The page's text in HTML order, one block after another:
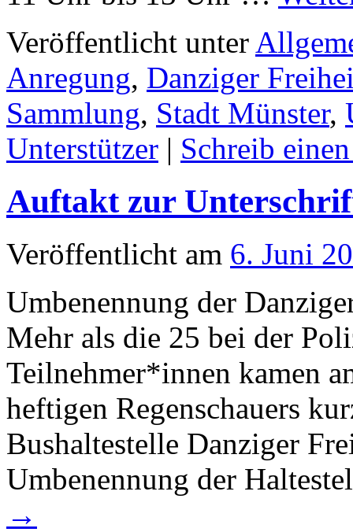
Veröffentlicht unter
Anregung, Danziger
Sammlung, Stadt Münster,
Unterstützer | Schreib
Auftakt zur
Veröffentlicht am 6. Juni
Umbenennung der
Mehr als die 25 bei der
Teilnehmer*innen kamen
heftigen Regenschauers
Bushaltestelle Danziger
Umbenennung der
→